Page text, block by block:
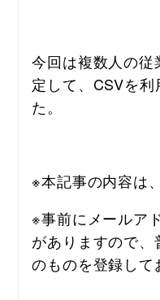
今回は複数人の従
定して、CSVを
た。
※本記事の内容は
※事前にメールア
がありますので、
のものを登録して